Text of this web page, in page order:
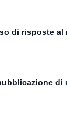
di risposte al
di